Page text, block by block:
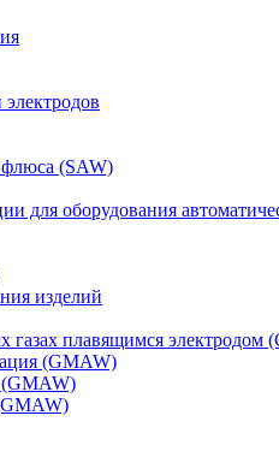
флюса (SAW)
для оборудования
изделий
газах плавящимся электродом
(GMAW)
(GMAW)